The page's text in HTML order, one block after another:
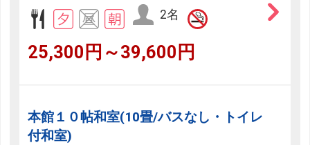
2名
25,300円～39,600円
本館１０帖和室(10畳/バスなし・トイレ
付和室)